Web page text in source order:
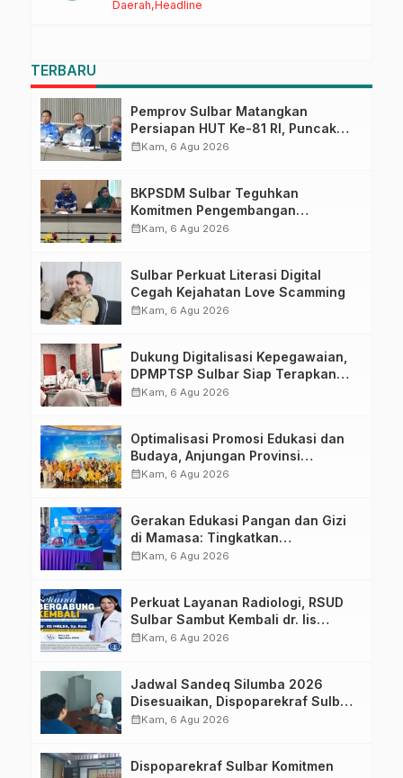
Daerah Headline
Sulbar Tinjau Lokasi
TERBARU
Pemprov Sulbar Matangkan
Persiapan HUT Ke-81 RI, Puncak
Upacara di Lapangan Ahmad
calendar_monthKam, 6 Agu 2026
BKPSDM Sulbar Teguhkan
Komitmen Pengembangan
Kompetensi ASN melalui
calendar_monthKam, 6 Agu 2026
Sulbar Perkuat Literasi Digital
Cegah Kejahatan Love Scamming
calendar_monthKam, 6 Agu 2026
Dukung Digitalisasi Kepegawaian,
DPMPTSP Sulbar Siap Terapkan
Aplikasi FLEKSI ASN
calendar_monthKam, 6 Agu 2026
Optimalisasi Promosi Edukasi dan
Budaya, Anjungan Provinsi
Sulawesi Barat Perkuat Kolaborasi
calendar_monthKam, 6 Agu 2026
Gerakan Edukasi Pangan dan Gizi
di Mamasa: Tingkatkan
Pengetahuan dan Keterampilan
calendar_monthKam, 6 Agu 2026
Perkuat Layanan Radiologi, RSUD
Sulbar Sambut Kembali dr. Iis
Imelda, Sp.Rad
calendar_monthKam, 6 Agu 2026
Jadwal Sandeq Silumba 2026
Disesuaikan, Dispoparekraf Sulbar
Pastikan Persiapan Tetap
calendar_monthKam, 6 Agu 2026
Dispoparekraf Sulbar Komitmen